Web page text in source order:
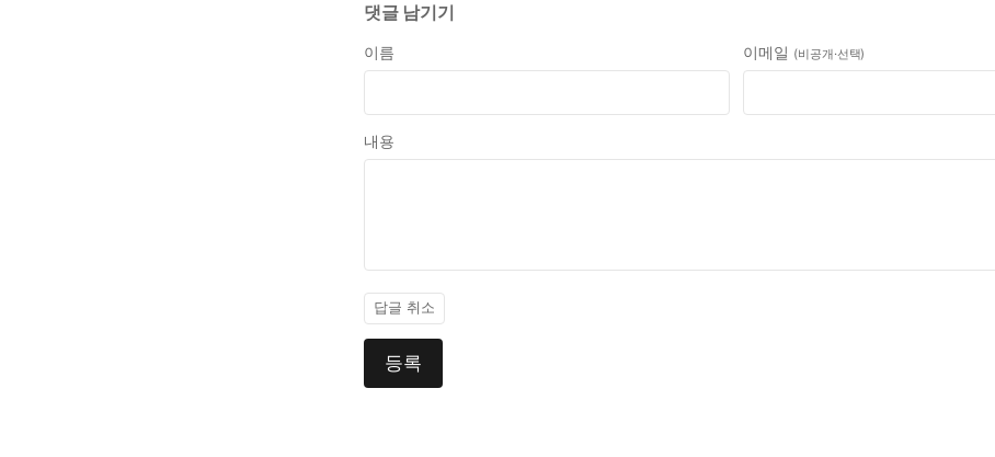
댓글 남기기
이름 이메일 (비공개·선택)
내용
답글 취소
등록